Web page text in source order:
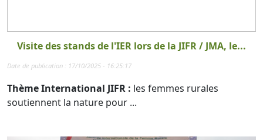
Visite des stands de l'IER lors de la JIFR / JMA, le...
Date de publication : 17/10/2025 - 16:25:17
Thème International JIFR : les femmes rurales
soutiennent la nature pour ...